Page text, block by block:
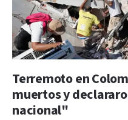
Terremoto en
muertos y
nacional"